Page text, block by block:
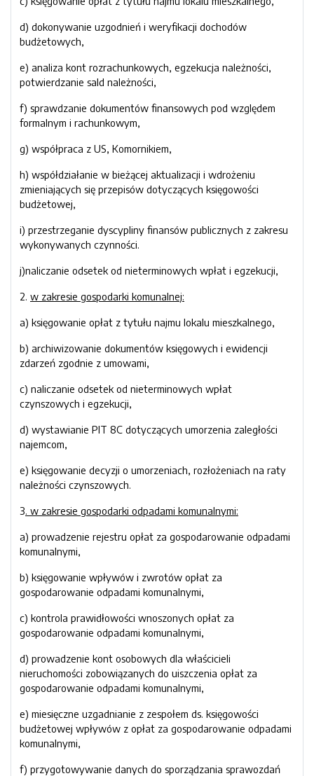
d) dokonywanie uzgodnień i weryfikacji dochodów
budżetowych,
e) analiza kont rozrachunkowych, egzekucja należności,
potwierdzanie sald należności,
f) sprawdzanie dokumentów finansowych pod względem
formalnym i rachunkowym,
g) współpraca z US, Komornikiem,
h) współdziałanie w bieżącej aktualizacji i wdrożeniu
zmieniających się przepisów dotyczących księgowości
budżetowej,
i) przestrzeganie dyscypliny finansów publicznych z zakresu
wykonywanych czynności.
j)naliczanie odsetek od nieterminowych wpłat i egzekucji,
2. w zakresie gospodarki komunalnej:
a) księgowanie opłat z tytułu najmu lokalu mieszkalnego,
b) archiwizowanie dokumentów księgowych i ewidencji
zdarzeń zgodnie z umowami,
c) naliczanie odsetek od nieterminowych wpłat
czynszowych i egzekucji,
d) wystawianie PIT 8C dotyczących umorzenia zaległości
najemcom,
e) księgowanie decyzji o umorzeniach, rozłożeniach na raty
należności czynszowych.
3. w zakresie gospodarki odpadami komunalnymi:
a) prowadzenie rejestru opłat za gospodarowanie odpadami
komunalnymi,
b) księgowanie wpływów i zwrotów opłat za
gospodarowanie odpadami komunalnymi,
c) kontrola prawidłowości wnoszonych opłat za
gospodarowanie odpadami komunalnymi,
d) prowadzenie kont osobowych dla właścicieli
nieruchomości zobowiązanych do uiszczenia opłat za
gospodarowanie odpadami komunalnymi,
e) miesięczne uzgadnianie z zespołem ds. księgowości
budżetowej wpływów z opłat za gospodarowanie odpadami
komunalnymi,
f) przygotowywanie danych do sporządzania sprawozdań